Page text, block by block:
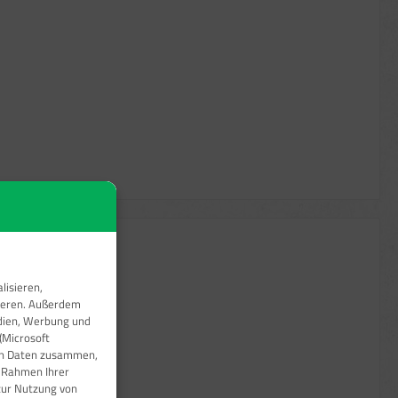
Anzahl zu erhöhen oder zu reduzieren.
&
Außerdem
Werbung und
Daten zusammen,
Ihrer
Nutzung von